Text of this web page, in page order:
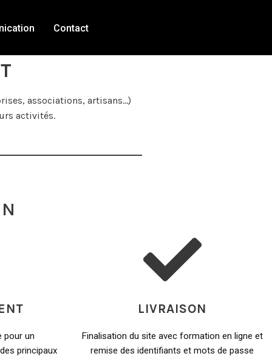
Contact
associations, artisans…)
activités.
pour un
principaux
LIVRAISON
Finalisation du site avec formation en ligne et
remise des identifiants et mots de passe